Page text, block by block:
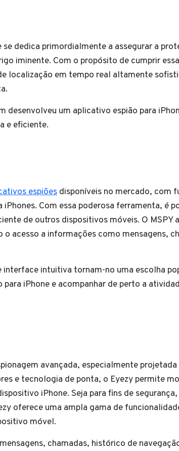
se dedica primordialmente a assegurar a
iminente. Com o propósito de cumprir
localização em tempo real altamente
desenvolveu um aplicativo espião para
e eficiente.
espiões disponíveis no mercado, com
Com essa poderosa ferramenta, é
de outros dispositivos móveis. O MSPY
o acesso a informações como mensagens,
interface intuitiva tornam-no uma escolha
iPhone e acompanhar de perto a
avançada, especialmente
e tecnologia de ponta, o Eyezy permite
iPhone. Seja para fins de
oferece uma ampla gama de
móvel.
chamadas, histórico de